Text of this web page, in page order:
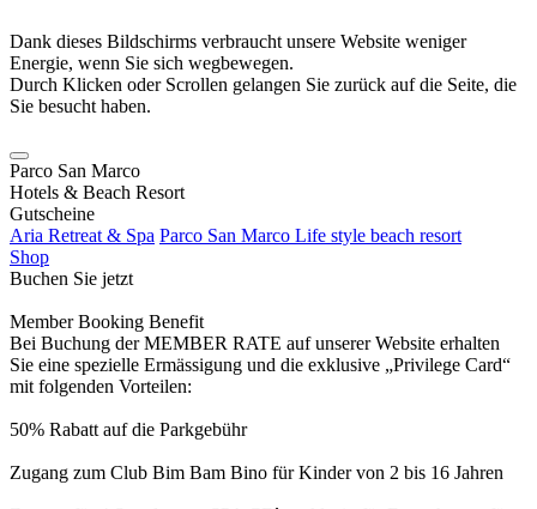
Dank dieses Bildschirms verbraucht unsere Website weniger
Energie, wenn Sie sich wegbewegen.
Durch Klicken oder Scrollen gelangen Sie zurück auf die Seite, die
Sie besucht haben.
Parco San Marco
Hotels & Beach Resort
Gutscheine
Aria Retreat & Spa Parco San Marco Life style beach resort
Shop
Buchen Sie jetzt
Member Booking Benefit
Bei Buchung der MEMBER RATE auf unserer Website erhalten
Sie eine spezielle Ermässigung und die exklusive „Privilege Card“
mit folgenden Vorteilen:
50% Rabatt auf die Parkgebühr
Zugang zum Club Bim Bam Bino für Kinder von 2 bis 16 Jahren